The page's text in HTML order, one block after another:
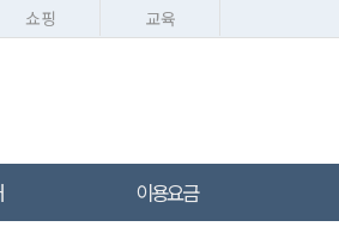
쇼핑 교육
이용요금